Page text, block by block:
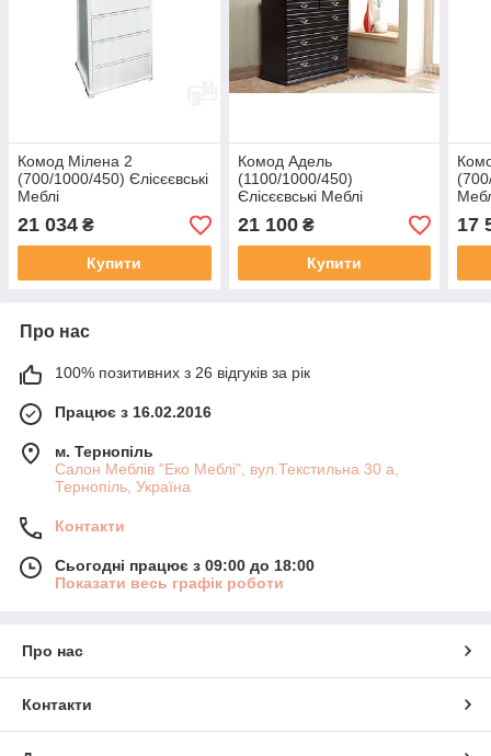
Комод Мілена 2
(700/1000/450) Єлісєєвські
Меблі
21 034 ₴
Купити
Комод Адель
(1100/1000/450)
Єлісєєвські Меблі
21 100₴
Купити
17
Про нас
100% позитивних з 26 відгуків за рік
Працює з 16.02.2016
м. Тернопіль
Салон Меблів "Еко Меблі", вул.Текстильна 30 а,
Тернопіль, Україна
Контакти
Сьогодні працює з 09:00 до 18:00
Показати весь графік роботи
Про нас
Контакти